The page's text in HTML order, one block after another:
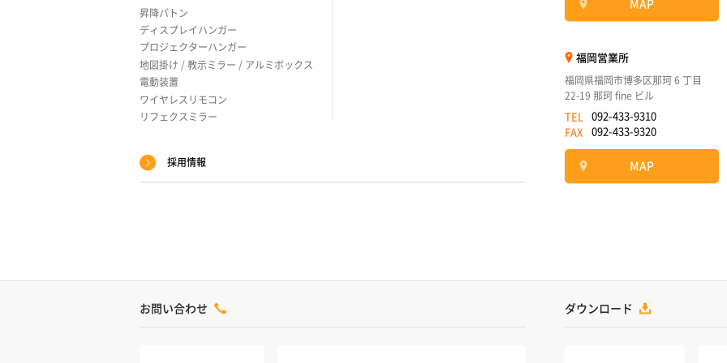
昇降バトン
ディスプレイハンガー
プロジェクターハンガー
地図掛け / 教示ミラー / アルミボックス
電動装置
ワイヤレスリモコン
リフェクスミラー
採用情報
MAP
福岡営業所
福岡県福岡市博多区那珂 6 丁目
22-19 那珂 fine ビル
TEL
092-433-9310
FAX
092-433-9320
MAP
お問い合わせ ダウンロード